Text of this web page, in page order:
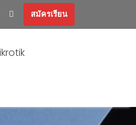
สมัครเรียน